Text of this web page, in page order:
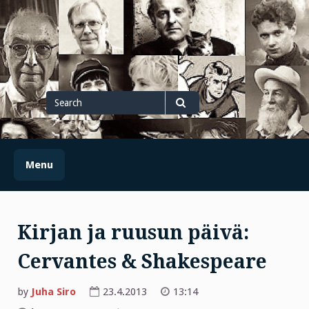
Skip
to
content
Search
for
Search
Menu
Kirjan ja ruusun päivä:
Cervantes & Shakespeare
by Juha Siro 23.4.2013
13:14